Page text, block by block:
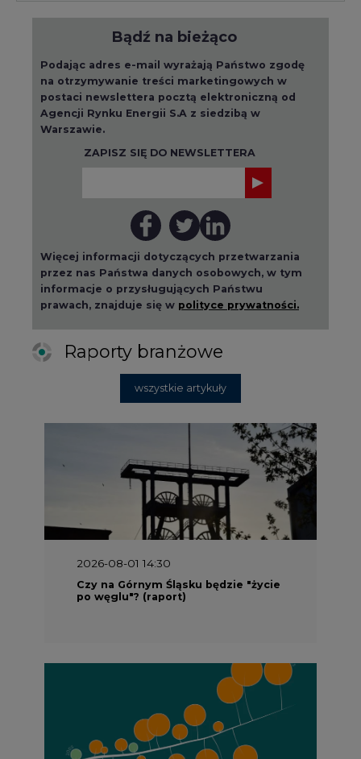
Bądź na bieżąco
Podając adres e-mail wyrażają Państwo zgodę
na otrzymywanie treści marketingowych w
postaci newslettera pocztą elektroniczną od
Agencji Rynku Energii S.A z siedzibą w
Warszawie.
ZAPISZ SIĘ DO NEWSLETTERA
Więcej informacji dotyczących przetwarzania
przez nas Państwa danych osobowych, w tym
informacje o przysługujących Państwu
prawach, znajduje się w polityce prywatności.
Raporty branżowe
wszystkie artykuły
2026-08-01 14:30
Czy na Górnym Śląsku będzie "życie
po węglu"? (raport)